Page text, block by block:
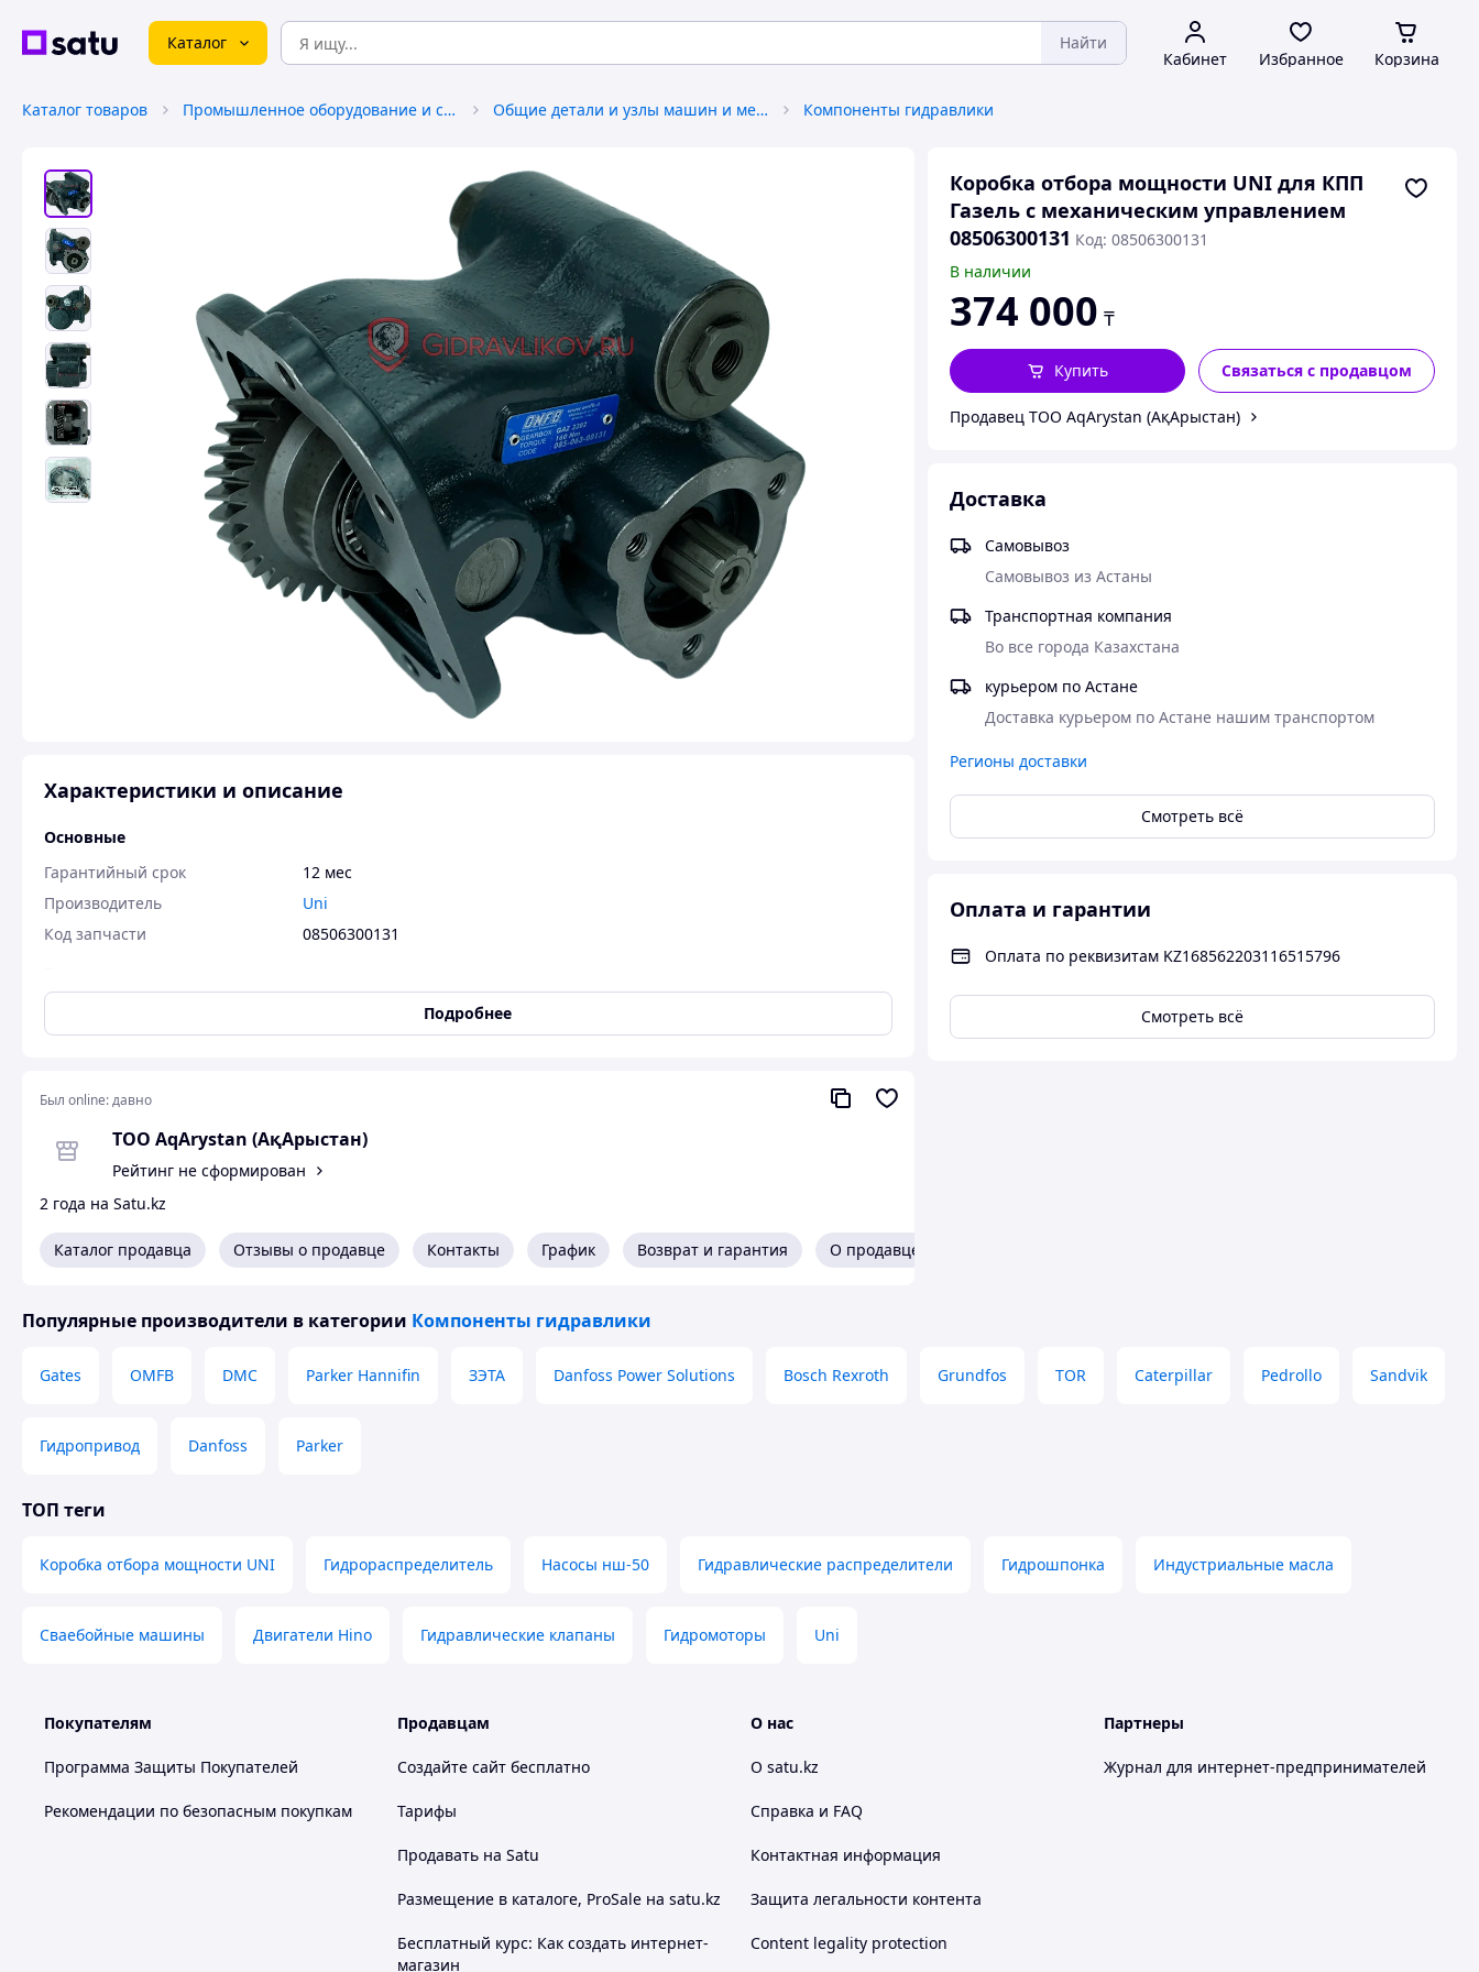
Каталог Найти
Кабинет Избранное Корзина
Каталог товаров Промышленное оборудование и станки Общие детали и узлы машин и механизмов Компоненты гидравлики
Коробка отбора мощности UNI для КПП
Газель с механическим управлением
08506300131 Код: 08506300131
В наличии
374 000 ₸
Купить Связаться с продавцом
Продавец ТОО AqArystan (АқАрыстан)
Доставка
Самовывоз
Самовывоз из Астаны
Транспортная компания
Во все города Казахстана
курьером по Астане
Доставка курьером по Астане нашим транспортом
Регионы доставки
Смотреть всё
Оплата и гарантии
Оплата по реквизитам KZ168562203116515796
Смотреть всё
Характеристики и описание
Основные
Гарантийный срок
12 мес
Производитель
Uni
Код запчасти
08506300131
ГАЗ 3302, 33023 и Газель Next.
Информация о стоимости доступна по запросу:
Технические характеристики
Частота вращения КОМ при 1000 об/мин двигателя
Максимальный крутящий момент
Направление вращения
Монтажный фланец
Подробнее
Был online:давно
ТОО AqArystan (АқАрыстан)
Рейтинг не сформирован
2 года на Satu.kz
Каталог продавца Отзывы о продавце Контакты График Возврат и гарантия О продавце
Популярные производители в категории Компоненты гидравлики
Gates OMFB DMC Parker Hannifin ЗЭТА Danfoss Power Solutions Bosch Rexroth Grundfos TOR Caterpillar Pedrollo Sandvik
Гидропривод Danfoss Parker
ТОП теги
Коробка отбора мощности UNI Гидрораспределитель Насосы нш-50 Гидравлические распределители Гидрошпонка Индустриальные масла
Сваебойные машины Двигатели Hino Гидравлические клапаны Гидромоторы Uni
Покупателям
Программа Защиты Покупателей
Рекомендации по безопасным покупкам
Продавцам
Создайте сайт бесплатно
Тарифы
Продавать на Satu
Размещение в каталоге, ProSale на satu.kz
Бесплатный курс: Как создать интернет-
магазин
О нас
О satu.kz
Справка и FAQ
Контактная информация
Защита легальности контента
Content legality protection
Партнеры
Журнал для интернет-предпринимателей